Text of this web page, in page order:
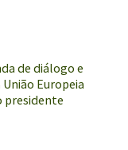
de diálogo e
Europeia
presidente